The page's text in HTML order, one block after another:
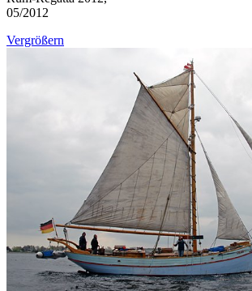
05/2012
Vergrößern